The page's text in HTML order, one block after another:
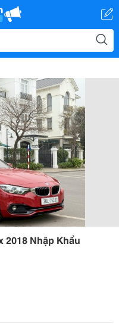
2018 Nhập Khẩu